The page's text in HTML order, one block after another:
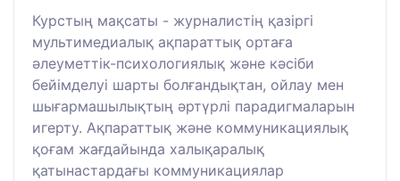
Курстың мақсаты - журналистің қазіргі
мультимедиалық ақпараттық ортаға
әлеуметтік-психологиялық және кәсіби
бейімделуі шарты болғандықтан, ойлау мен
шығармашылықтың әртүрлі парадигмаларын
игерту. Ақпараттық және коммуникациялық
қоғам жағдайында халықаралық
қатынастардағы коммуникациялар